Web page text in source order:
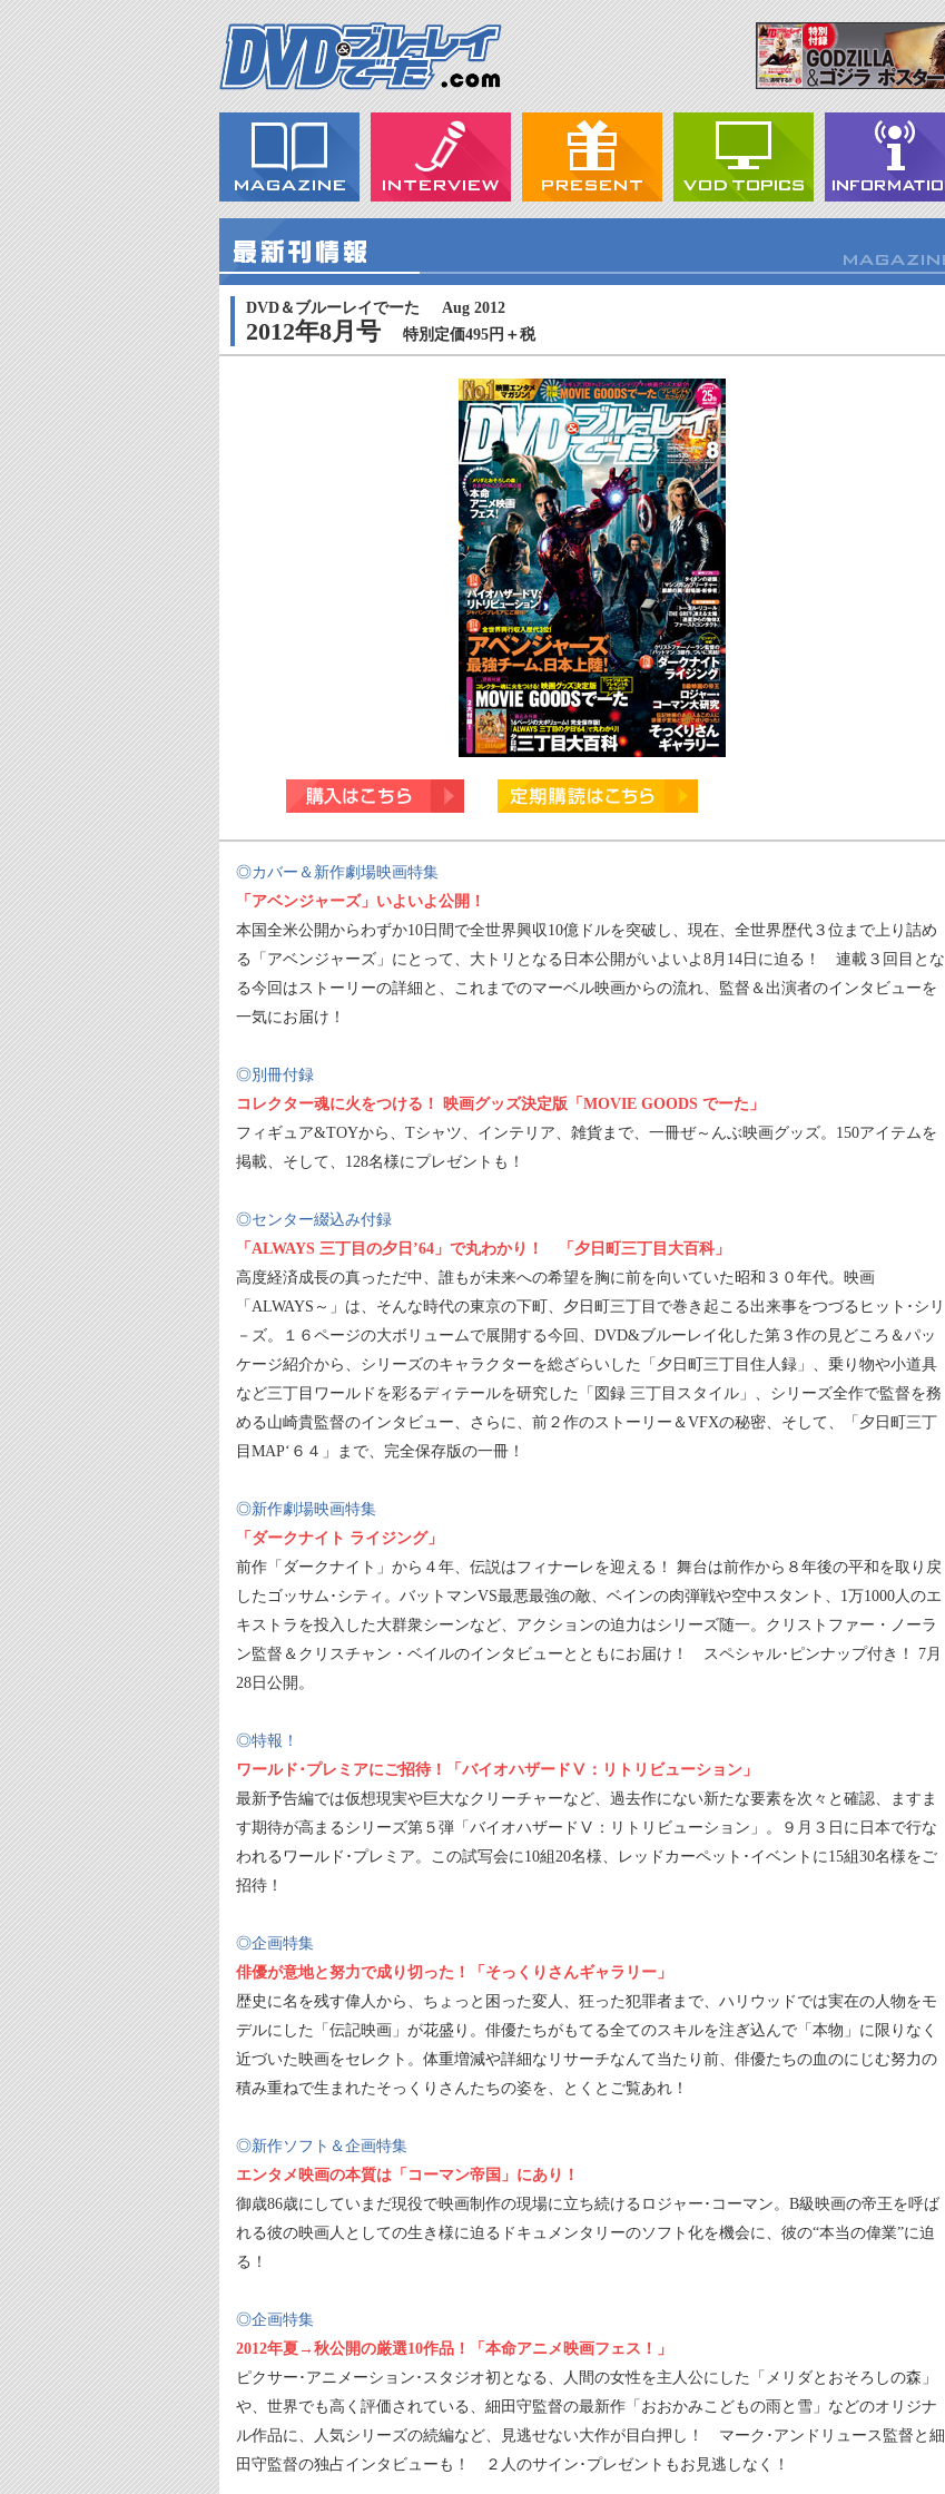
DVD＆ブルーレイでーた Aug 2012
2012年8月号 特別定価495円＋税
◎カバー＆新作劇場映画特集
「アベンジャーズ」いよいよ公開！
本国全米公開からわずか10日間で全世界興収10億ドルを突破し、現在、全世界歴代３位まで上り詰め
る「アベンジャーズ」にとって、大トリとなる日本公開がいよいよ8月14日に迫る！ 連載３回目とな
る今回はストーリーの詳細と、これまでのマーベル映画からの流れ、監督＆出演者のインタビューを
一気にお届け！
◎別冊付録
コレクター魂に火をつける！ 映画グッズ決定版「MOVIE GOODS でーた」
フィギュア&TOYから、Tシャツ、インテリア、雑貨まで、一冊ぜ～んぶ映画グッズ。150アイテムを
掲載、そして、128名様にプレゼントも！
◎センター綴込み付録
「ALWAYS 三丁目の夕日’64」で丸わかり！ 「夕日町三丁目大百科」
高度経済成長の真っただ中、誰もが未来への希望を胸に前を向いていた昭和３０年代。映画
「ALWAYS～」は、そんな時代の東京の下町、夕日町三丁目で巻き起こる出来事をつづるヒット･シリ
－ズ。１６ページの大ボリュームで展開する今回、DVD&ブルーレイ化した第３作の見どころ＆パッ
ケージ紹介から、シリーズのキャラクターを総ざらいした「夕日町三丁目住人録」、乗り物や小道具
など三丁目ワールドを彩るディテールを研究した「図録 三丁目スタイル」、シリーズ全作で監督を務
める山崎貴監督のインタビュー、さらに、前２作のストーリー＆VFXの秘密、そして、「夕日町三丁
目MAP‘６４」まで、完全保存版の一冊！
◎新作劇場映画特集
「ダークナイト ライジング」
前作「ダークナイト」から４年、伝説はフィナーレを迎える！ 舞台は前作から８年後の平和を取り戻
したゴッサム･シティ。バットマンVS最悪最強の敵、ベインの肉弾戦や空中スタント、1万1000人のエ
キストラを投入した大群衆シーンなど、アクションの迫力はシリーズ随一。クリストファー・ノーラ
ン監督＆クリスチャン・ベイルのインタビューとともにお届け！ スペシャル･ピンナップ付き！ 7月
28日公開。
◎特報！
ワールド･プレミアにご招待！「バイオハザードⅤ：リトリビューション」
最新予告編では仮想現実や巨大なクリーチャーなど、過去作にない新たな要素を次々と確認、ますま
す期待が高まるシリーズ第５弾「バイオハザードⅤ：リトリビューション」。９月３日に日本で行な
われるワールド･プレミア。この試写会に10組20名様、レッドカーペット･イベントに15組30名様をご
招待！
◎企画特集
俳優が意地と努力で成り切った！「そっくりさんギャラリー」
歴史に名を残す偉人から、ちょっと困った変人、狂った犯罪者まで、ハリウッドでは実在の人物をモ
デルにした「伝記映画」が花盛り。俳優たちがもてる全てのスキルを注ぎ込んで「本物」に限りなく
近づいた映画をセレクト。体重増減や詳細なリサーチなんて当たり前、俳優たちの血のにじむ努力の
積み重ねで生まれたそっくりさんたちの姿を、とくとご覧あれ！
◎新作ソフト＆企画特集
エンタメ映画の本質は「コーマン帝国」にあり！
御歳86歳にしていまだ現役で映画制作の現場に立ち続けるロジャー･コーマン。B級映画の帝王を呼ば
れる彼の映画人としての生き様に迫るドキュメンタリーのソフト化を機会に、彼の“本当の偉業”に迫
る！
◎企画特集
2012年夏→秋公開の厳選10作品！「本命アニメ映画フェス！」
ピクサー･アニメーション･スタジオ初となる、人間の女性を主人公にした「メリダとおそろしの森」
や、世界でも高く評価されている、細田守監督の最新作「おおかみこどもの雨と雪」などのオリジナ
ル作品に、人気シリーズの続編など、見逃せない大作が目白押し！ マーク･アンドリュース監督と細
田守監督の独占インタビューも！ ２人のサイン･プレゼントもお見逃しなく！